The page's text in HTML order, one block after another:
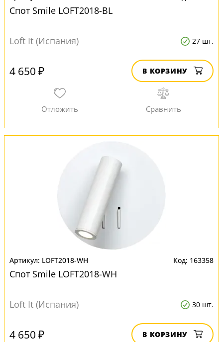
Спот Smile LOFT2018-BL
Loft It (Испания) 27 шт.
4 650 ₽ В КОРЗИНУ
LOFT2018-WH 163358
Спот Smile LOFT2018-WH
Loft It (Испания) 30 шт.
4 650 ₽ В КОРЗИНУ